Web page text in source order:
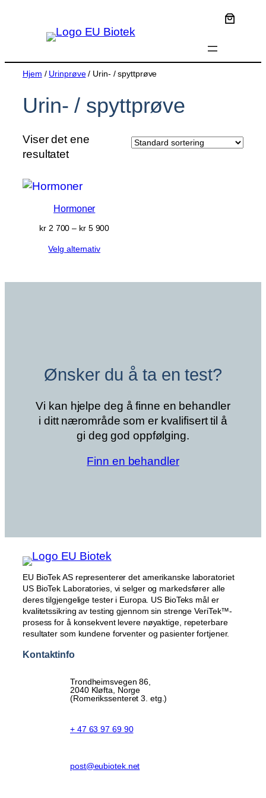
Hjem / Urinprøve/ Urin- / spyttprøve
Urin- / spyttprøve
Viser det ene
resultatet
Hormoner
kr2 700 – kr5 900Prisområde:
Velg alternativ
Ønsker du å ta en test?
Vi kan hjelpe deg å finne en behandler
i ditt nærområde som er kvalifisert til å
gi deg god oppfølging.
Finn en behandler
EU BioTek AS representerer det amerikanske laboratoriet
US BioTek Laboratories, vi selger og markedsfører alle
deres tilgjengelige tester i Europa. US BioTeks mål er
kvalitetssikring av testing gjennom sin strenge VeriTek™-
prosess for å konsekvent levere nøyaktige, repeterbare
resultater som kundene forventer og pasienter fortjener.
Kontaktinfo
Trondheimsvegen 86,
2040 Kløfta, Norge
(Romerikssenteret 3. etg.)
+ 47 63 97 69 90
post@eubiotek.net